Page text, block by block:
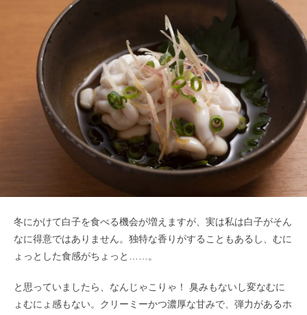
冬にかけて白子を食べる機会が増えますが、実は私は白子がそん
なに得意ではありません。独特な香りがすることもあるし、むに
ょっとした食感がちょっと……。
と思っていましたら、なんじゃこりゃ！ 臭みもないし変なむに
ょむにょ感もない。クリーミーかつ濃厚な甘みで、弾力があるホ